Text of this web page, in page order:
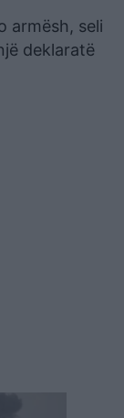
armësh, seli
deklaratë